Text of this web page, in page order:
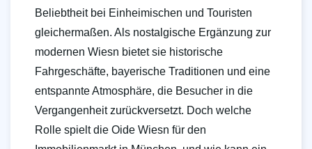
Beliebtheit bei Einheimischen und Touristen
gleichermaßen. Als nostalgische Ergänzung zur
modernen Wiesn bietet sie historische
Fahrgeschäfte, bayerische Traditionen und eine
entspannte Atmosphäre, die Besucher in die
Vergangenheit zurückversetzt. Doch welche
Rolle spielt die Oide Wiesn für den